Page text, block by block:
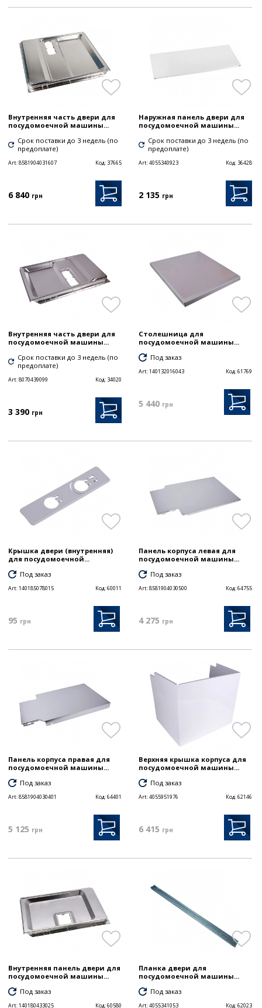
Внутренняя часть двери для
посудомоечной машины...
Срок поставки до 3 недель (по
предоплате)
Art:8581904031607 Код: 37665
6 840 грн
Наружная панель двери для
посудомоечной машины...
Срок поставки до 3 недель (по
предоплате)
Art:4055340923 Код: 36428
2 135 грн
Внутренняя часть двери для
посудомоечной машины...
Срок поставки до 3 недель (по
предоплате)
Art:8070439099 Код: 34020
3 390 грн
Столешница для
посудомоечной машины...
Под заказ
Art:140132016043 Код:61769
5 440 грн
Крышка двери (внутренняя)
для посудомоечной...
Под заказ
Art:140185078015 Код:60011
95 грн
Панель корпуса левая для
посудомоечной машины...
Под заказ
Art:8581904030500 Код:64755
4 275 грн
Панель корпуса правая для
посудомоечной машины...
Под заказ
Art:8581904030401 Код:64401
5 125 грн
Верхняя крышка корпуса для
посудомоечной машины...
Под заказ
Art:4055951976 Код:62146
6 415 грн
Внутренняя панель двери для
посудомоечной машины...
Под заказ
Art:140180433025 Код:60580
Планка двери для
посудомоечной машины...
Под заказ
Art:4055341053 Код:62023